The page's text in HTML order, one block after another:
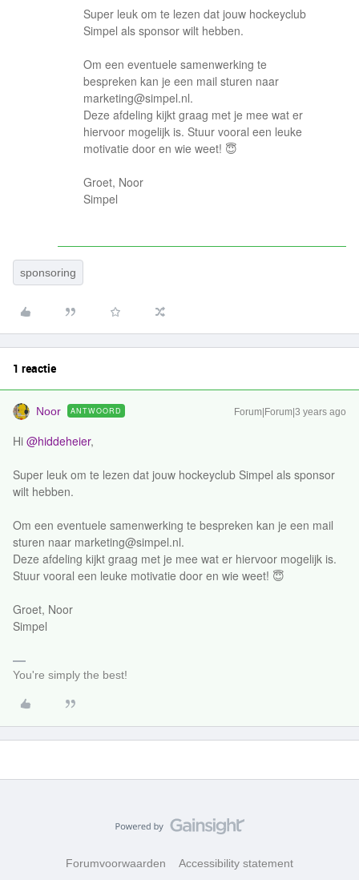
Super leuk om te lezen dat jouw hockeyclub
Simpel als sponsor wilt hebben.
Om een eventuele samenwerking te
bespreken kan je een mail sturen naar
marketing@simpel.nl.
Deze afdeling kijkt graag met je mee wat er
hiervoor mogelijk is. Stuur vooral een leuke
motivatie door en wie weet! 😇
Groet, Noor
Simpel
sponsoring
1 reactie
Noor ANTWOORD Forum|Forum|3 years ago
Hi @hiddeheier,
Super leuk om te lezen dat jouw hockeyclub Simpel als sponsor
wilt hebben.
Om een eventuele samenwerking te bespreken kan je een mail
sturen naar marketing@simpel.nl.
Deze afdeling kijkt graag met je mee wat er hiervoor mogelijk is.
Stuur vooral een leuke motivatie door en wie weet! 😇
Groet, Noor
Simpel
You're simply the best!
Forumvoorwaarden Accessibility statement